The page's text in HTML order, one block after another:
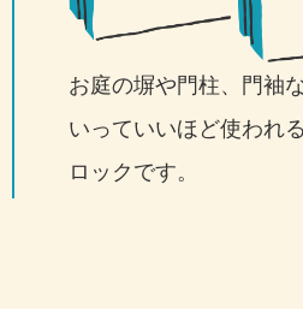
お庭の塀や門柱、門袖
いっていいほど使われ
ロックです。